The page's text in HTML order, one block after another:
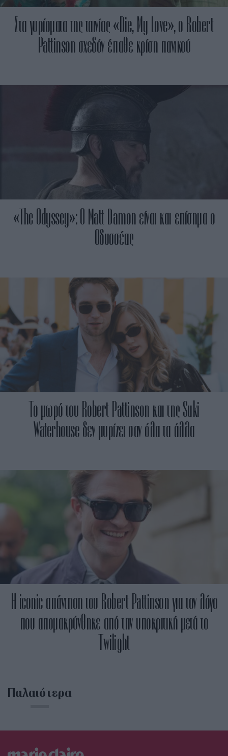
Στα γυρίσματα της ταινίας «Die, My Love», ο Robert
Pattinson σχεδόν έπαθε κρίση πανικού
«The Odyssey»: O Matt Damon είναι και επίσημα ο
Οδυσσέας
Το μωρό του Robert Pattinson και της Suki
Waterhouse δεν μυρίζει σαν όλα τα άλλα
Η iconic απάντηση του Robert Pattinson για τον λόγο
που απομακρύνθηκε από την υποκριτική μετά το
Twilight
Παλαιότερα